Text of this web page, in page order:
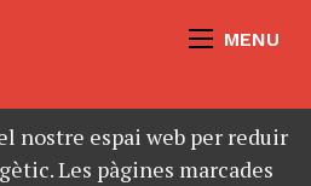
MENU
nostre espai web per reduir
Les pàgines marcades